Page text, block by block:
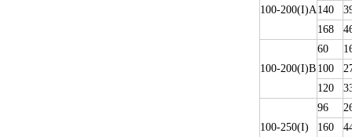
100-200(I)A140
168
100-200(I)B
60
100
120
100-250(I)
96
160